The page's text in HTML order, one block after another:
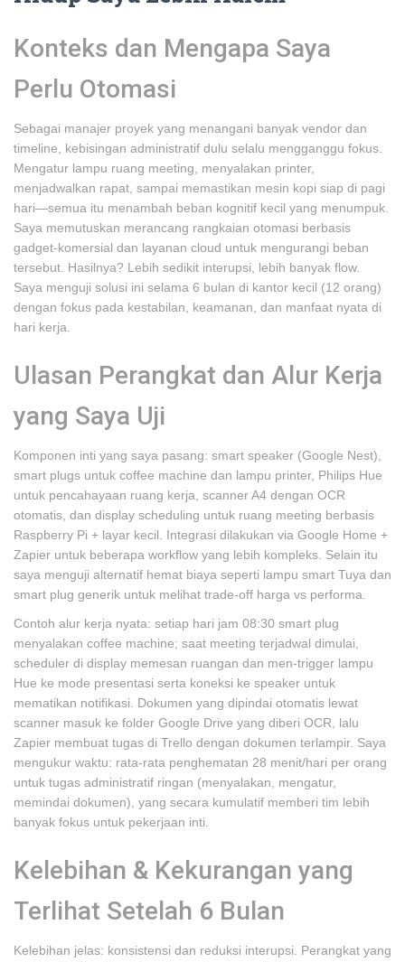
Konteks dan Mengapa Saya
Perlu Otomasi
Sebagai manajer proyek yang menangani banyak vendor dan
timeline, kebisingan administratif dulu selalu mengganggu fokus.
Mengatur lampu ruang meeting, menyalakan printer,
menjadwalkan rapat, sampai memastikan mesin kopi siap di pagi
hari—semua itu menambah beban kognitif kecil yang menumpuk.
Saya memutuskan merancang rangkaian otomasi berbasis
gadget-komersial dan layanan cloud untuk mengurangi beban
tersebut. Hasilnya? Lebih sedikit interupsi, lebih banyak flow.
Saya menguji solusi ini selama 6 bulan di kantor kecil (12 orang)
dengan fokus pada kestabilan, keamanan, dan manfaat nyata di
hari kerja.
Ulasan Perangkat dan Alur Kerja
yang Saya Uji
Komponen inti yang saya pasang: smart speaker (Google Nest),
smart plugs untuk coffee machine dan lampu printer, Philips Hue
untuk pencahayaan ruang kerja, scanner A4 dengan OCR
otomatis, dan display scheduling untuk ruang meeting berbasis
Raspberry Pi + layar kecil. Integrasi dilakukan via Google Home +
Zapier untuk beberapa workflow yang lebih kompleks. Selain itu
saya menguji alternatif hemat biaya seperti lampu smart Tuya dan
smart plug generik untuk melihat trade-off harga vs performa.
Contoh alur kerja nyata: setiap hari jam 08:30 smart plug
menyalakan coffee machine; saat meeting terjadwal dimulai,
scheduler di display memesan ruangan dan men-trigger lampu
Hue ke mode presentasi serta koneksi ke speaker untuk
mematikan notifikasi. Dokumen yang dipindai otomatis lewat
scanner masuk ke folder Google Drive yang diberi OCR, lalu
Zapier membuat tugas di Trello dengan dokumen terlampir. Saya
mengukur waktu: rata-rata penghematan 28 menit/hari per orang
untuk tugas administratif ringan (menyalakan, mengatur,
memindai dokumen), yang secara kumulatif memberi tim lebih
banyak fokus untuk pekerjaan inti.
Kelebihan & Kekurangan yang
Terlihat Setelah 6 Bulan
Kelebihan jelas: konsistensi dan reduksi interupsi. Perangkat yang